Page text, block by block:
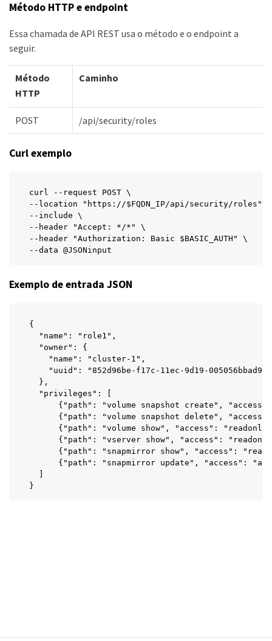
Método HTTP e endpoint
Essa chamada de API REST usa o método e o endpoint a
seguir.
Método
HTTP
Caminho
POST /api/security/roles
Curl exemplo
curl --request POST \
--location "https://$FQDN_IP/api/security/roles" \
--include \
--header "Accept: */*" \
--header "Authorization: Basic $BASIC_AUTH" \
--data @JSONinput
Exemplo de entrada JSON
{
  "name": "role1",
  "owner": {
    "name": "cluster-1",
    "uuid": "852d96be-f17c-11ec-9d19-005056bbad91"
  },
  "privileges": [
{"path": "volume snapshot create",
{"path": "volume snapshot delete",
{"path": "volume show", "access":
{"path": "vserver show", "access":
{"path": "snapmirror show", "access":
{"path": "snapmirror update", "access":
}